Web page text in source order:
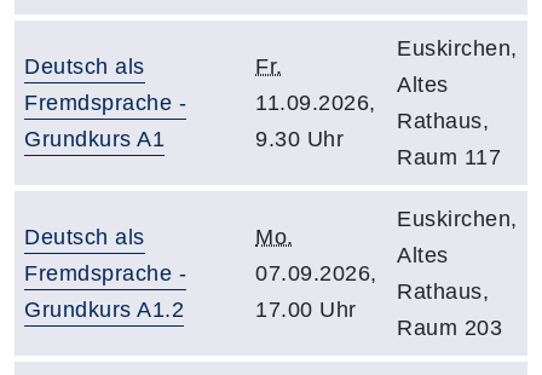
Deutsch als
Fremdsprache -
Grundkurs A1
Fr.
11.09.2026,
9.30 Uhr
Euskirchen,
Altes
Rathaus,
Raum 117
Deutsch als
Fremdsprache -
Grundkurs A1.2
Mo.
07.09.2026,
17.00 Uhr
Euskirchen,
Altes
Rathaus,
Raum 203